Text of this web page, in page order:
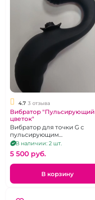
4.7 3 отзыва
Вибратор "Пульсирующий
цветок"
Вибратор для точки G с
пульсирующим
клиторальным стим. в
ассотименте
В наличии: 2 шт.
5 500 pуб.
В корзину